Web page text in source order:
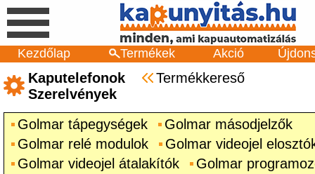
Kezdőlap Termékek Akció
Kaputelefonok
Termékkereső
Szerelvények
Golmar tápegységek
Golmar másodjelzők
Golmar relé modulok
Golmar videojel
Golmar videojel átalakítók
Golmar